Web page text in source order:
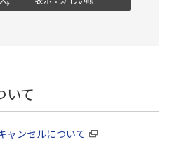
いて
ャンセルについて